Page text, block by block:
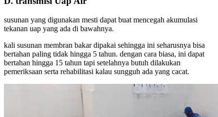
susunan yang digunakan mesti dapat buat mencegah akumulasi
tekanan uap yang ada di bawahnya.
kali susunan membran bakar dipakai sehingga ini seharusnya bisa
bertahan paling tidak hingga 5 tahun. dengan cara biasa, ini dapat
bertahan hingga 15 tahun tapi setelahnya butuh dilakukan
pemeriksaan serta rehabilitasi kalau sungguh ada yang cacat.